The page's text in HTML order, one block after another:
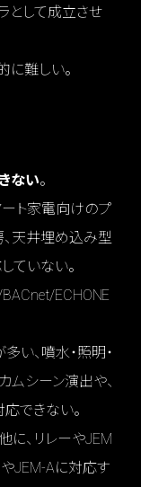
として成立させ
に難しい。
ない。
ート家電向けのプ
、天井埋め込み型
ていない。
ECHONE
い、噴水・照明・
ムシーン演出や、
できない。
に、リレーやJEM
JEM-Aに対応す